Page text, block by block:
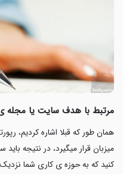
مرتبط با هدف سایت یا مجله
همان طور که قبلا اشاره کردیم،
میزبان قرار میگیرد، در نتیجه باید
کنید که به حوزه ی کاری شما